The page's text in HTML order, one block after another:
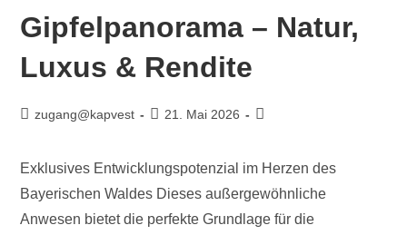
Gipfelpanorama – Natur,
Luxus & Rendite
zugang@kapvest 21. Mai 2026
Exklusives Entwicklungspotenzial im Herzen des
Bayerischen Waldes Dieses außergewöhnliche
Anwesen bietet die perfekte Grundlage für die